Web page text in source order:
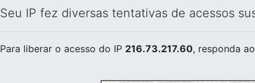
Seu IP fez diversas tentativas de acessos
Para liberar o acesso do IP 216.73.217.60, responda